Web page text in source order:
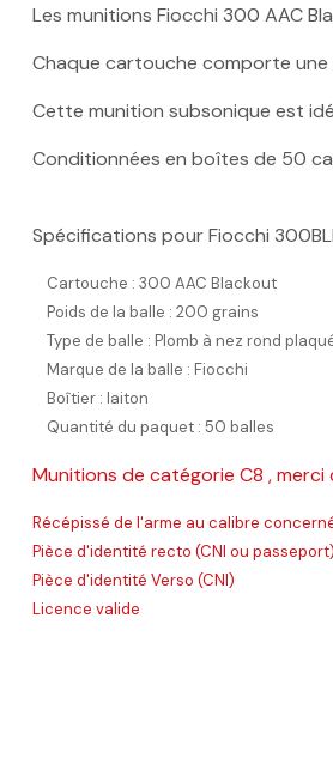
Les munitions Fiocchi 300 AAC
Chaque cartouche comporte une
Cette munition subsonique est
Conditionnées en boîtes de 50
Spécifications pour Fiocchi
Cartouche : 300 AAC Blackout
Poids de la balle : 200 grains
Type de balle : Plomb à nez rond
Marque de la balle : Fiocchi
Boîtier : laiton
Quantité du paquet : 50 balles
Munitions de catégorie C8 ,
Récépissé de l'arme au calibre
Pièce d'identité recto (CNI ou passeport)
Pièce d'identité Verso (CNI)
Licence valide